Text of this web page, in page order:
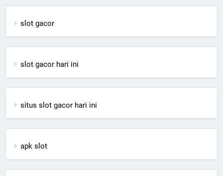
slot gacor
slot gacor hari ini
situs slot gacor hari ini
apk slot